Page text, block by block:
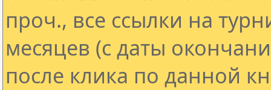
проч., все ссылки на
месяцев (с даты
после клика по данной